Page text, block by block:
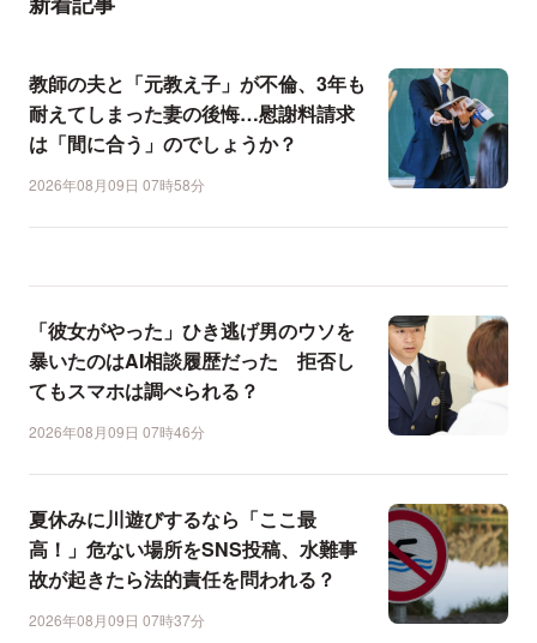
教師の夫と「元教え子」が不倫、3年も
耐えてしまった妻の後悔…慰謝料請求
は「間に合う」のでしょうか？
2026年08月09日 07時58分
「彼女がやった」ひき逃げ男のウソを
暴いたのはAI相談履歴だった 拒否し
てもスマホは調べられる？
2026年08月09日 07時46分
夏休みに川遊びするなら「ここ最
高！」危ない場所をSNS投稿、水難事
故が起きたら法的責任を問われる？
2026年08月09日 07時37分